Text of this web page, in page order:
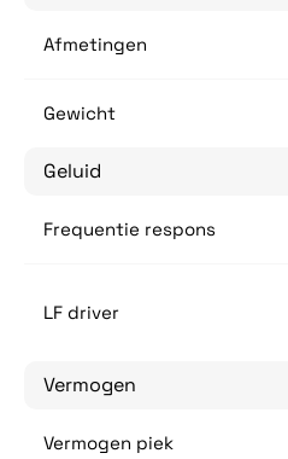
Afmetingen
Gewicht
Geluid
Frequentie respons
LF driver
Vermogen
Vermogen piek